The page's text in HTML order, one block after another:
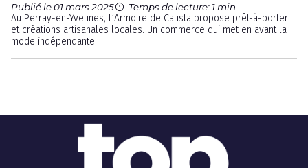
Publié le 01 mars 2025 Temps de lecture: 1 min
Au Perray-en-Yvelines, L’Armoire de Calista propose prêt-à-porter
et créations artisanales locales. Un commerce qui met en avant la
mode indépendante.